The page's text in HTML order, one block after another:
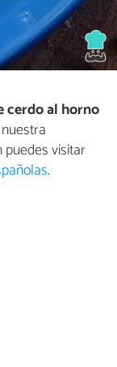
cerdo al horno
puedes visitar
.